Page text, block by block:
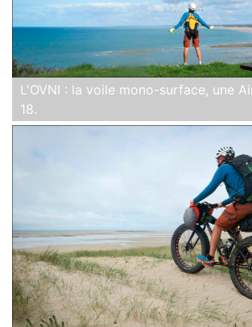
L'OVNI : la voile mono-surface, une
18.